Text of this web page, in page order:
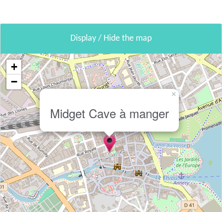
Display / Hide the map
Midget Cave à manger
×
+
−